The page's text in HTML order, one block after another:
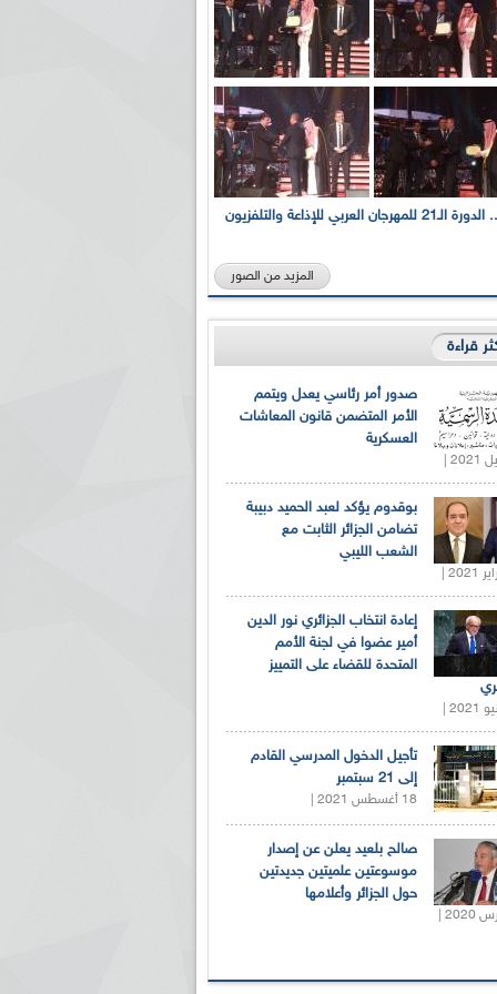
بالصور... الدورة الـ21 للمهرجان العربي للإذاعة والتلفزيون
المزيد من الصور
قراءة
صدور أمر رئاسي يعدل ويتمم
الأمر المتضمن قانون المعاشات
العسكرية
بوقدوم يؤكد لعبد الحميد دبيبة
تضامن الجزائر الثابت مع
الشعب الليبي
إعادة انتخاب الجزائري نور الدين
أمير عضوا في لجنة الأمم
المتحدة للقضاء على التمييز
تأجيل الدخول المدرسي القادم
إلى 21 سبتمبر
18 أغسطس 2021 |
صالح بلعيد يعلن عن إصدار
موسوعتين علميتين جديدتين
حول الجزائر وأعلامها